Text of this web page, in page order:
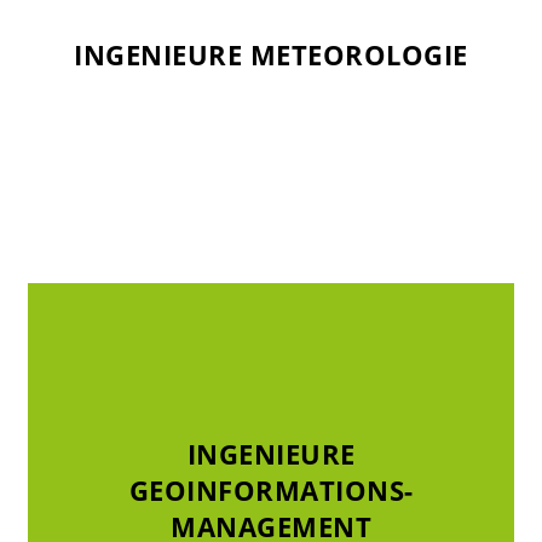
INGENIEURE METEOROLOGIE
INGENIEURE METEOROLOGIE
INGENIEURE
GEOINFORMATIONS-
MANAGEMENT
INGENIEURE
GEOINFORMATIONS-
MANAGEMENT